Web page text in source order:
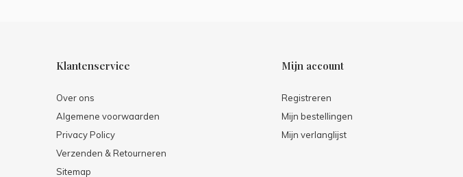
Klantenservice
Over ons
Algemene voorwaarden
Privacy Policy
Verzenden & Retourneren
Sitemap
Mijn account
Registreren
Mijn bestellingen
Mijn verlanglijst